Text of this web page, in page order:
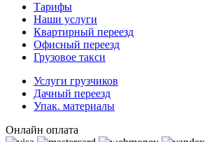
Тарифы
Наши услуги
Квартирный переезд
Офисный переезд
Грузовое такси
Услуги грузчиков
Дачный переезд
Упак. материалы
Онлайн оплата